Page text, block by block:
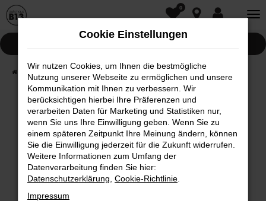
Zum
0
Fahrzeugwelt
Fehler: Network Error
Beim Laden ist ein Fehler aufgetreten.
Hier sind ein paar Tipps, die dir helfen können:
Überprüfe deine Firewall und deine
Internetverbindung.
Laden andere Webseiten, zum Beispiel deine
Cookie Einstellungen
Wir nutzen Cookies, um Ihnen die bestmögliche
Nutzung unserer Webseite zu ermöglichen und unsere
Kommunikation mit Ihnen zu verbessern. Wir
berücksichtigen hierbei Ihre Präferenzen und
verarbeiten Daten für Marketing und Statistiken nur,
wenn Sie uns Ihre Einwilligung geben. Wenn Sie zu
einem späteren Zeitpunkt Ihre Meinung ändern, können
Sie die Einwilligung jederzeit für die Zukunft widerrufen.
Weitere Informationen zum Umfang der
Datenverarbeitung finden Sie hier:
Datenschutzerklärung Cookie-Richtlinie
Impressum